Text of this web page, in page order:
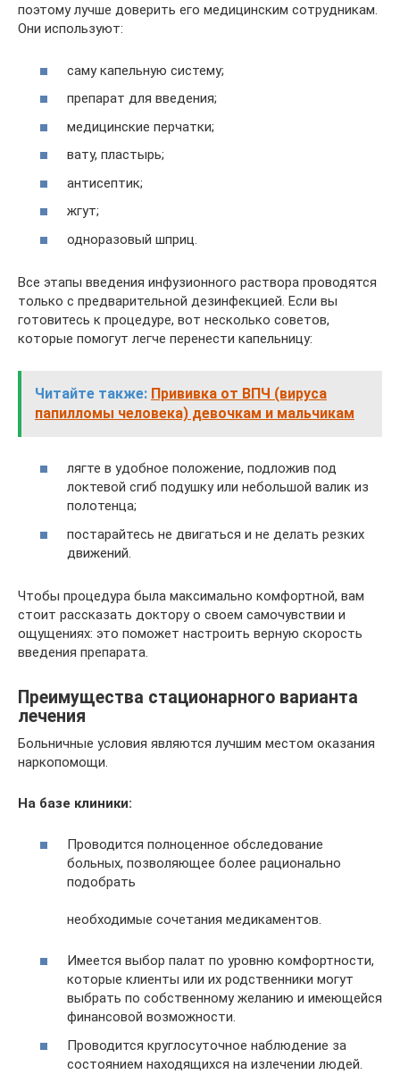
поэтому лучше доверить его медицинским сотрудникам.
Они используют:
саму капельную систему;
препарат для введения;
медицинские перчатки;
вату, пластырь;
антисептик;
жгут;
одноразовый шприц.
Все этапы введения инфузионного раствора проводятся
только с предварительной дезинфекцией. Если вы
готовитесь к процедуре, вот несколько советов,
которые помогут легче перенести капельницу:
Читайте также: Прививка от ВПЧ (вируса
папилломы человека) девочкам и мальчикам
лягте в удобное положение, подложив под
локтевой сгиб подушку или небольшой валик из
полотенца;
постарайтесь не двигаться и не делать резких
движений.
Чтобы процедура была максимально комфортной, вам
стоит рассказать доктору о своем самочувствии и
ощущениях: это поможет настроить верную скорость
введения препарата.
Преимущества стационарного варианта
лечения
Больничные условия являются лучшим местом оказания
наркопомощи.
На базе клиники:
Проводится полноценное обследование
больных, позволяющее более рационально
подобрать
необходимые сочетания медикаментов.
Имеется выбор палат по уровню комфортности,
которые клиенты или их родственники могут
выбрать по собственному желанию и имеющейся
финансовой возможности.
Проводится круглосуточное наблюдение за
состоянием находящихся на излечении людей.